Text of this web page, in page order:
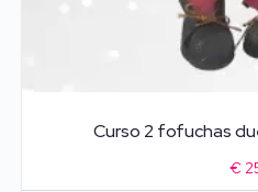
Curso 2 fofuchas
€